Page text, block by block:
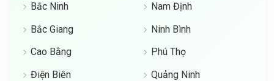
Bắc Ninh
Bắc Giang
Cao Bằng
Điện Biên
Nam Định
Ninh Bình
Phú Thọ
Quảng Ninh